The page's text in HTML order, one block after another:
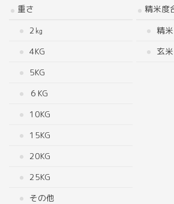
重さ
2㎏
4KG
5KG
６KG
10KG
15KG
20KG
25KG
その他
精米度
精米
玄米